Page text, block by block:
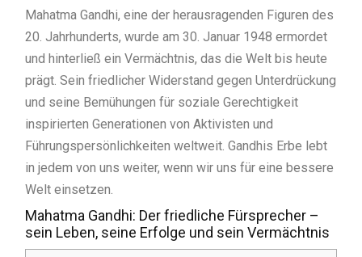
Mahatma Gandhi, eine der herausragenden Figuren des
20. Jahrhunderts, wurde am 30. Januar 1948 ermordet
und hinterließ ein Vermächtnis, das die Welt bis heute
prägt. Sein friedlicher Widerstand gegen Unterdrückung
und seine Bemühungen für soziale Gerechtigkeit
inspirierten Generationen von Aktivisten und
Führungspersönlichkeiten weltweit. Gandhis Erbe lebt
in jedem von uns weiter, wenn wir uns für eine bessere
Welt einsetzen.
Mahatma Gandhi: Der friedliche Fürsprecher –
sein Leben, seine Erfolge und sein Vermächtnis